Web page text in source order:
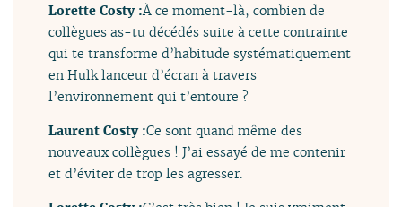
Lorette Costy :À ce moment-là, combien de
collègues as-tu décédés suite à cette contrainte
qui te transforme d’habitude systématiquement
en Hulk lanceur d’écran à travers
l’environnement qui t’entoure ?
Laurent Costy :Ce sont quand même des
nouveaux collègues ! J’ai essayé de me contenir
et d’éviter de trop les agresser.